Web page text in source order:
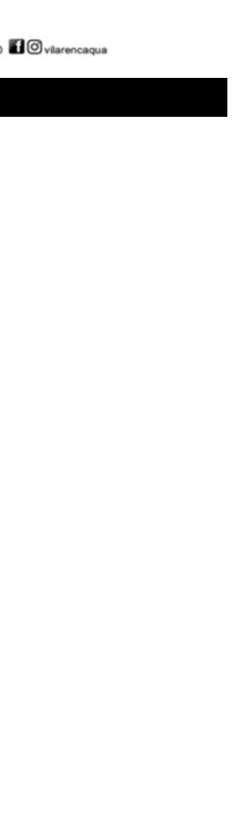
Màrqueting
comportament